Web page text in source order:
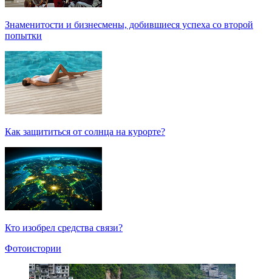
Знаменитости и бизнесмены, добившиеся успеха со второй
попытки
Как защититься от солнца на курорте?
Кто изобрел средства связи?
Фотоистории